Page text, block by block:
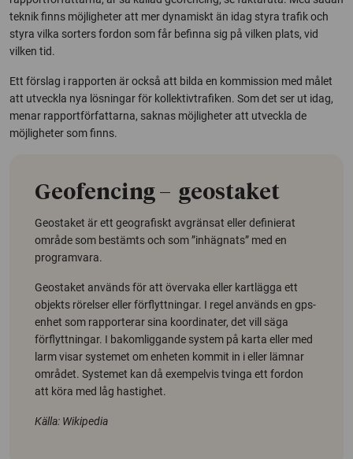
teknik finns möjligheter att mer dynamiskt än idag styra trafik och
styra vilka sorters fordon som får befinna sig på vilken plats, vid
vilken tid.
Ett förslag i rapporten är också att bilda en kommission med målet
att utveckla nya lösningar för kollektivtrafiken. Som det ser ut idag,
menar rapportförfattarna, saknas möjligheter att utveckla de
möjligheter som finns.
Geofencing – geostaket
Geostaket är ett geografiskt avgränsat eller definierat
område som bestämts och som ”inhägnats” med en
programvara.
Geostaket används för att övervaka eller kartlägga ett
objekts rörelser eller förflyttningar. I regel används en gps-
enhet som rapporterar sina koordinater, det vill säga
förflyttningar. I bakomliggande system på karta eller med
larm visar systemet om enheten kommit in i eller lämnar
området. Systemet kan då exempelvis tvinga ett fordon
att köra med låg hastighet.
Källa: Wikipedia